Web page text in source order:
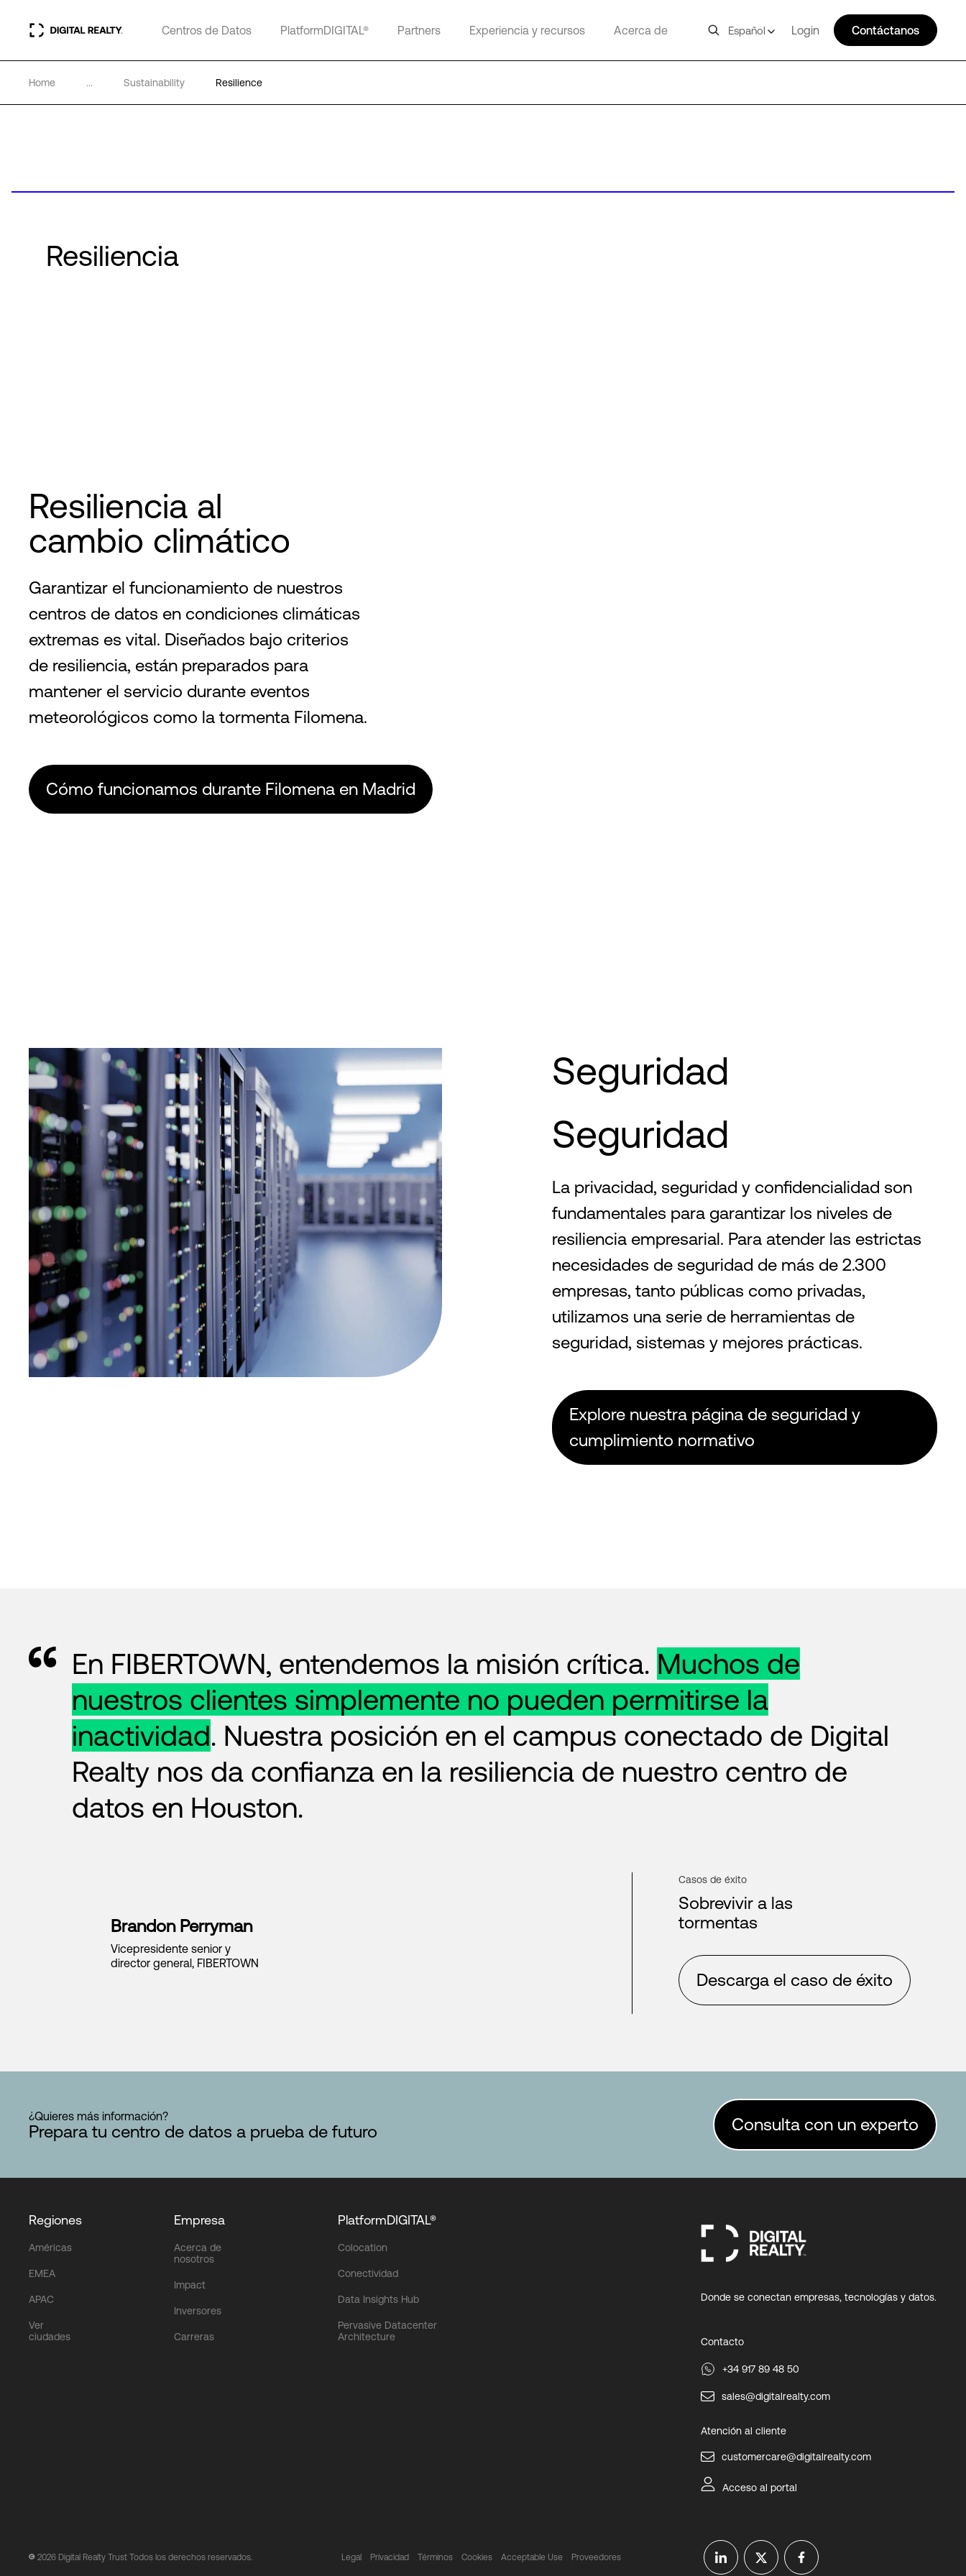
Centros de Datos PlatformDIGITAL® Partners Experiencia y recursos Acerca de Español Login Contáctanos
Home ... Sustainability Resilience
Resiliencia
Resiliencia al
cambio climático
Garantizar el funcionamiento de nuestros
centros de datos en condiciones climáticas
extremas es vital. Diseñados bajo criterios
de resiliencia, están preparados para
mantener el servicio durante eventos
meteorológicos como la tormenta Filomena.
Cómo funcionamos durante Filomena en Madrid
Seguridad
Seguridad
La privacidad, seguridad y confidencialidad son
fundamentales para garantizar los niveles de
resiliencia empresarial. Para atender las estrictas
necesidades de seguridad de más de 2.300
empresas, tanto públicas como privadas,
utilizamos una serie de herramientas de
seguridad, sistemas y mejores prácticas.
Explore nuestra página de seguridad y
cumplimiento normativo
En FIBERTOWN, entendemos la misión crítica. Muchos de
nuestros clientes simplemente no pueden permitirse la
inactividad. Nuestra posición en el campus conectado de Digital
Realty nos da confianza en la resiliencia de nuestro centro de
datos en Houston.
Brandon Perryman
Vicepresidente senior y
director general, FIBERTOWN
Casos de éxito
Sobrevivir a las
tormentas
Descarga el caso de éxito
¿Quieres más información?
Prepara tu centro de datos a prueba de futuro Consulta con un experto
Regiones
Américas
EMEA
APAC
Ver
ciudades
Empresa
Acerca de
nosotros
Impact
Inversores
Carreras
PlatformDIGITAL®
Colocation
Conectividad
Data Insights Hub
Pervasive Datacenter
Architecture
Donde se conectan empresas, tecnologías y datos.
Contacto
+34 917 89 48 50
sales@digitalrealty.com
Atención al cliente
customercare@digitalrealty.com
Acceso al portal
2026 Digital Realty Trust Todos los derechos reservados. Legal Privacidad Términos Cookies Acceptable Use Proveedores